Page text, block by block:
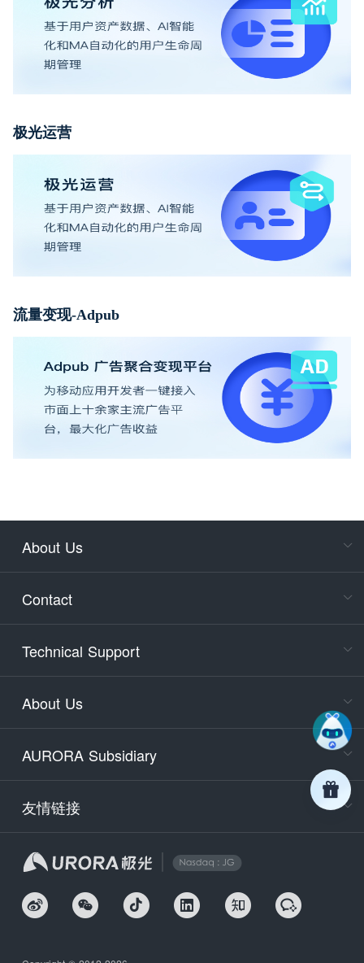
极光运营
流量变现-Adpub
About Us
Contact
Technical Support
About Us
AURORA Subsidiary
友情链接
days)
9:30-
Email